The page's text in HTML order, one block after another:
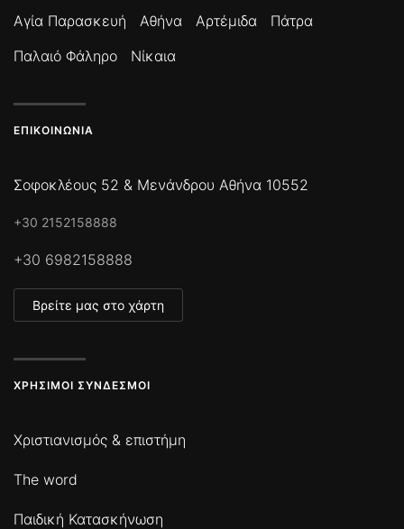
Αγία Παρασκευή
Αθήνα Αρτέμιδα
Πάτρα
Παλαιό Φάληρο
Νίκαια
ΕΠΙΚΟΙΝΩΝΊΑ
Σοφοκλέους 52 & Μενάνδρου Αθήνα 10552
+30 2152158888
+30 6982158888
Βρείτε μας στο χάρτη
ΧΡΉΣΙΜΟΙ ΣΎΝΔΕΣΜΟΙ
Χριστιανισμός & επιστήμη
The word
Παιδική Κατασκήνωση